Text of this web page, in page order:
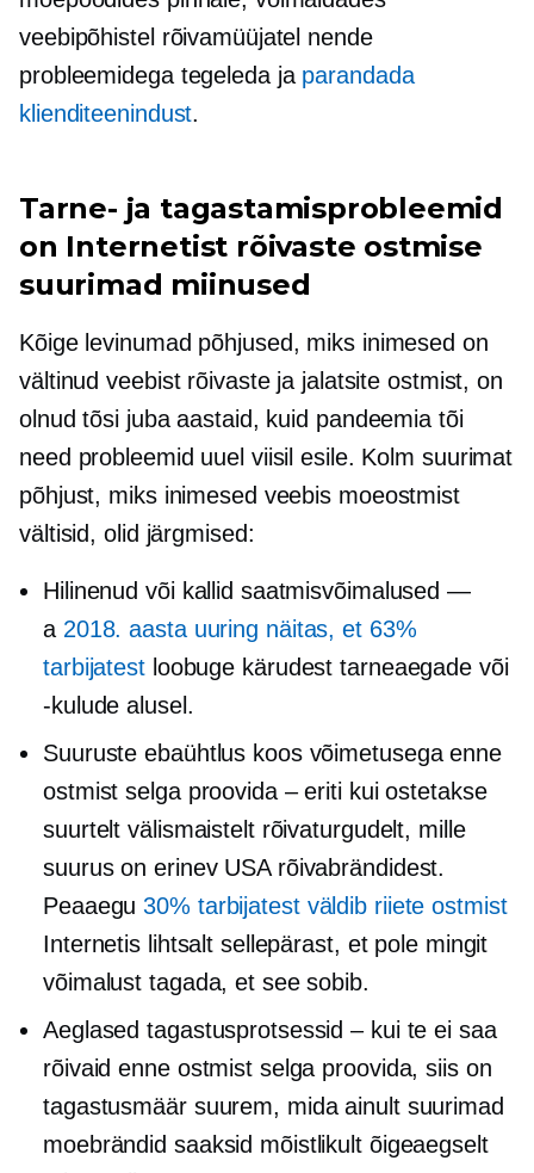
veebipõhistel rõivamüüjatel nende
probleemidega tegeleda ja parandada
klienditeenindust.
Tarne- ja tagastamisprobleemid
on Internetist rõivaste ostmise
suurimad miinused
Kõige levinumad põhjused, miks inimesed on
vältinud veebist rõivaste ja jalatsite ostmist, on
olnud tõsi juba aastaid, kuid pandeemia tõi
need probleemid uuel viisil esile. Kolm suurimat
põhjust, miks inimesed veebis moeostmist
vältisid, olid järgmised:
Hilinenud või kallid saatmisvõimalused —
a 2018. aasta uuring näitas, et 63%
tarbijatestloobuge kärudest tarneaegade või
-kulude alusel.
Suuruste ebaühtlus koos võimetusega enne
ostmist selga proovida – eriti kui ostetakse
suurtelt välismaistelt rõivaturgudelt, mille
suurus on erinev USA rõivabrändidest.
Peaaegu30% tarbijatest väldib riiete ostmist
Internetis lihtsalt sellepärast, et pole mingit
võimalust tagada, et see sobib.
Aeglased tagastusprotsessid – kui te ei saa
rõivaid enne ostmist selga proovida, siis on
tagastusmäär suurem, mida ainult suurimad
moebrändid saaksid mõistlikult õigeaegselt